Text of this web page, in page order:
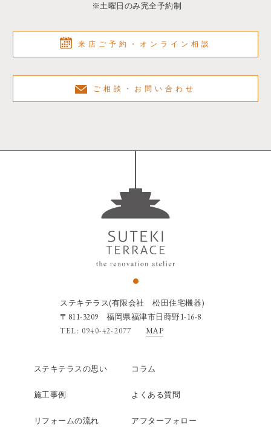
※土曜日のみ完全予約制
来店ご予約・オンライン相談
ご相談・お問い合わせ
ステキテラス(有限会社 松田住宅機器)
〒811-3209 福岡県福津市日蒔野1-16-8
TEL: 0940-42-2077
MAP
ステキテラスの思い
施工事例
リフォームの流れ
コラム
よくある質問
アフターフォロー